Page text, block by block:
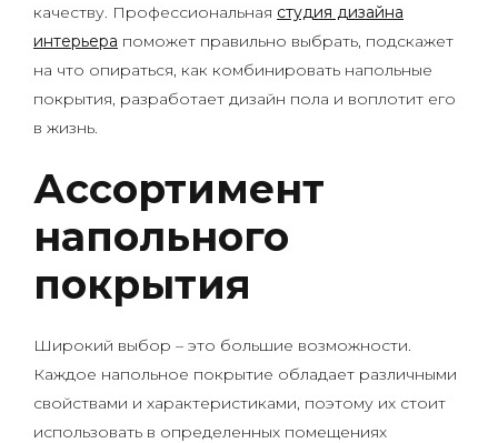
качеству. Профессиональная студия дизайна
интерьера поможет правильно выбрать, подскажет
на что опираться, как комбинировать напольные
покрытия, разработает дизайн пола и воплотит его
в жизнь.
Ассортимент
напольного
покрытия
Широкий выбор – это большие возможности.
Каждое напольное покрытие обладает различными
свойствами и характеристиками, поэтому их стоит
использовать в определенных помещениях